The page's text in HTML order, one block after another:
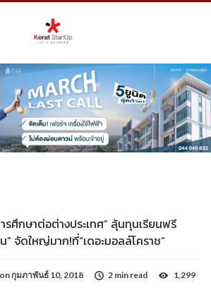
ศึกษาต่อต่างประเทศ” ลุ้นทุนเรียนฟรี
จัดใหญ่มาก!ที่“เดอะมอลล์โคราช”
กุมภาพันธ์ 10, 2018 2 min read 1,299